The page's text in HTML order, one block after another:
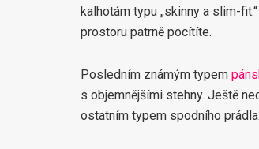
kalhotám typu „skinny a slim-
prostoru patrně pocítíte.
Posledním známým typem
s objemnějšími stehny. Ještě
ostatním typem spodního